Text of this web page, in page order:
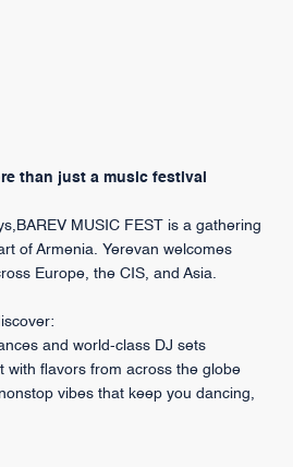
than just a music festival
MUSIC FEST is a gathering
of Armenia. Yerevan welcomes
Europe, the CIS, and Asia.
and world-class DJ sets
with flavors from across the globe
vibes that keep you dancing,